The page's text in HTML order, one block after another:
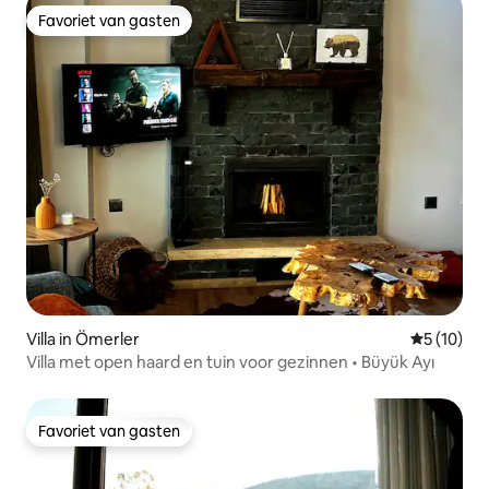
Favoriet van gasten
Favoriet van gasten
Villa in Ömerler
5 (10)
Villa met open haard en tuin voor gezinnen • Büyük Ayı
Favoriet van gasten
Favoriet van gasten